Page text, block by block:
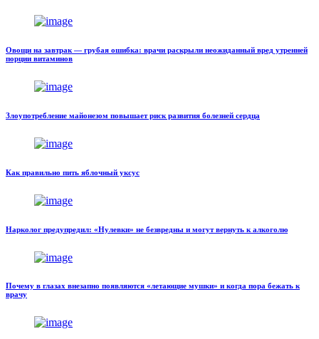
Овощи на завтрак — грубая ошибка: врачи раскрыли неожиданный вред утренней
порции витаминов
Злоупотребление майонезом повышает риск развития болезней сердца
Как правильно пить яблочный уксус
Нарколог предупредил: «Нулевки» не безвредны и могут вернуть к алкоголю
Почему в глазах внезапно появляются «летающие мушки» и когда пора бежать к
врачу